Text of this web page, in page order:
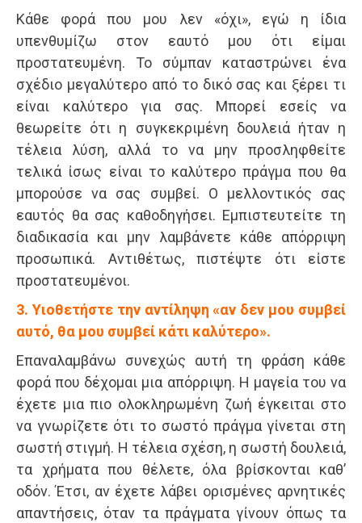
Κάθε φορά που μου λεν «όχι», εγώ η ίδια
υπενθυμίζω στον εαυτό μου ότι είμαι
προστατευμένη. Το σύμπαν καταστρώνει ένα
σχέδιο μεγαλύτερο από το δικό σας και ξέρει τι
είναι καλύτερο για σας. Μπορεί εσείς να
θεωρείτε ότι η συγκεκριμένη δουλειά ήταν η
τέλεια λύση, αλλά το να μην προσληφθείτε
τελικά ίσως είναι το καλύτερο πράγμα που θα
μπορούσε να σας συμβεί. Ο μελλοντικός σας
εαυτός θα σας καθοδηγήσει. Εμπιστευτείτε τη
διαδικασία και μην λαμβάνετε κάθε απόρριψη
προσωπικά. Αντιθέτως, πιστέψτε ότι είστε
προστατευμένοι.
3. Υιοθετήστε την αντίληψη «αν δεν μου συμβεί
αυτό, θα μου συμβεί κάτι καλύτερο».
Επαναλαμβάνω συνεχώς αυτή τη φράση κάθε
φορά που δέχομαι μια απόρριψη. Η μαγεία του να
έχετε μια πιο ολοκληρωμένη ζωή έγκειται στο
να γνωρίζετε ότι το σωστό πράγμα γίνεται στη
σωστή στιγμή. Η τέλεια σχέση, η σωστή δουλειά,
τα χρήματα που θέλετε, όλα βρίσκονται καθ’
οδόν. Έτσι, αν έχετε λάβει ορισμένες αρνητικές
απαντήσεις, όταν τα πράγματα γίνουν όπως τα